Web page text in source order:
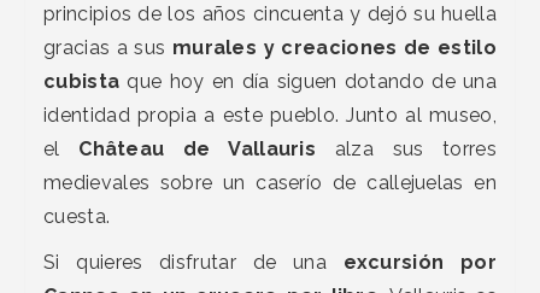
principios de los años cincuenta y dejó su huella
gracias a sus murales y creaciones de estilo
cubista que hoy en día siguen dotando de una
identidad propia a este pueblo. Junto al museo,
el Château de Vallauris alza sus torres
medievales sobre un caserío de callejuelas en
cuesta.
Si quieres disfrutar de una excursión por